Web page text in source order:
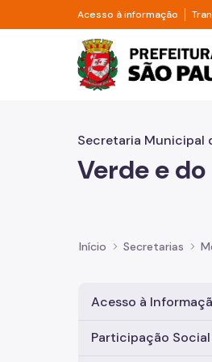
Pular para o Conteúdo principal
Acesso à informação
Prefeitura
Secretaria Municipal
Verde e
Início Secretarias
Acesso à
Participação Social